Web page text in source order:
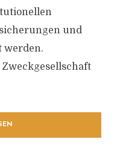
und
werden.